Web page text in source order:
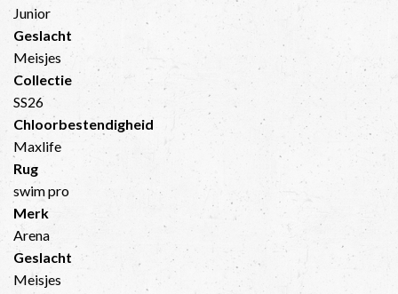
Junior
Geslacht
Meisjes
Collectie
SS26
Chloorbestendigheid
Maxlife
Rug
swim pro
Merk
Arena
Geslacht
Meisjes